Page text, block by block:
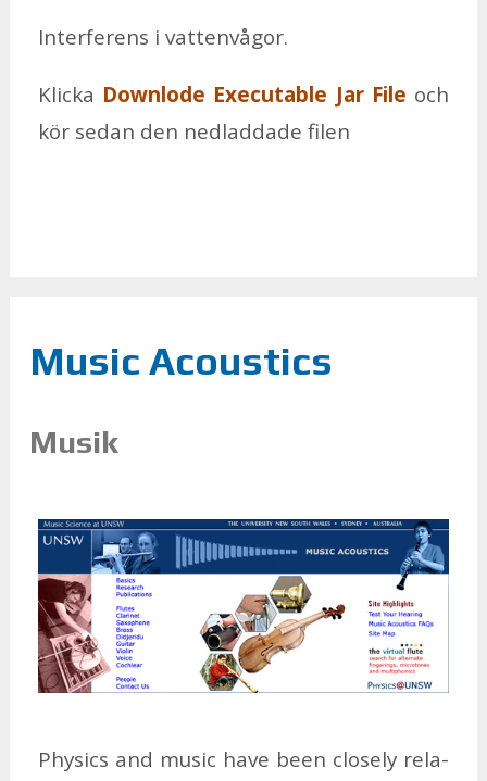
In­ter­fe­rens i vat­ten­vå­gor.
Klic­ka Down­lo­de Execu­tab­le Jar File och
kör se­dan den ned­lad­da­de fi­len
Music Acoustics
Musik
Phy­sics and mu­sic have been clo­se­ly re­la­